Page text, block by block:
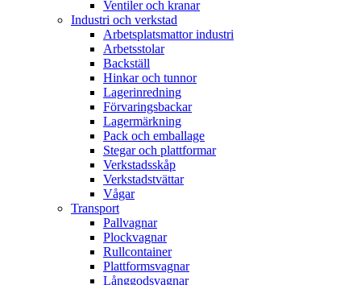
Ventiler och kranar
Industri och verkstad
Arbetsplatsmattor industri
Arbetsstolar
Backställ
Hinkar och tunnor
Lagerinredning
Förvaringsbackar
Lagermärkning
Pack och emballage
Stegar och plattformar
Verkstadsskåp
Verkstadstvättar
Vågar
Transport
Pallvagnar
Plockvagnar
Rullcontainer
Plattformsvagnar
Långgodsvagnar